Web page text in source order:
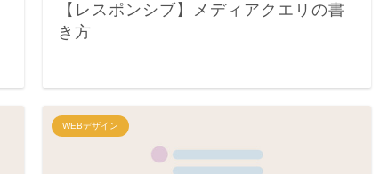
【レスポンシブ】メディアクエリの書
き方
WEBデザイン